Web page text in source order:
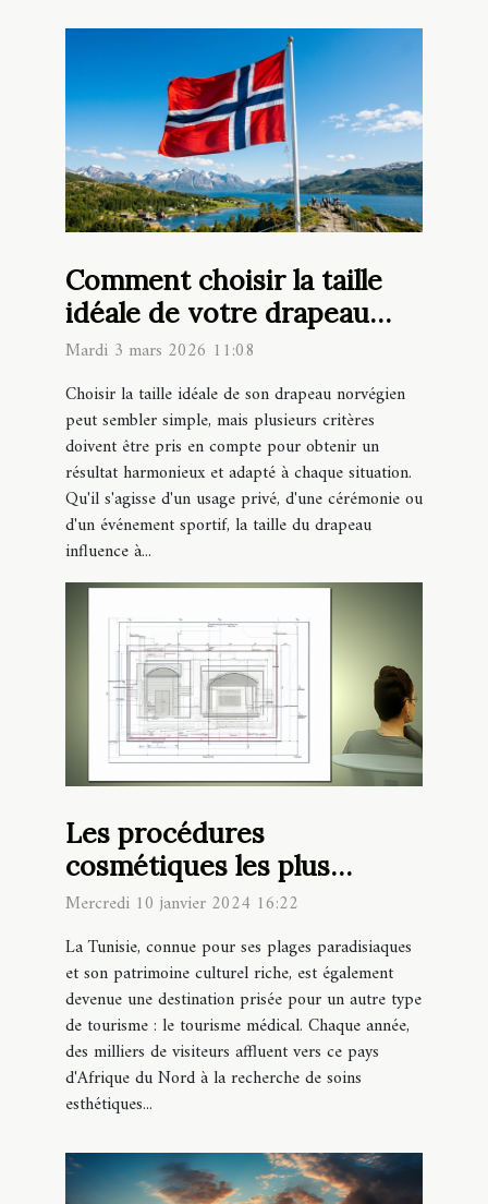
Comment choisir la taille
idéale de votre drapeau
norvégien ?
Mardi 3 mars 2026 11:08
Choisir la taille idéale de son drapeau norvégien
peut sembler simple, mais plusieurs critères
doivent être pris en compte pour obtenir un
résultat harmonieux et adapté à chaque situation.
Qu'il s'agisse d'un usage privé, d'une cérémonie ou
d'un événement sportif, la taille du drapeau
influence à...
Les procédures
cosmétiques les plus
populaires en Tunisie en
2024
Mercredi 10 janvier 2024 16:22
La Tunisie, connue pour ses plages paradisiaques
et son patrimoine culturel riche, est également
devenue une destination prisée pour un autre type
de tourisme : le tourisme médical. Chaque année,
des milliers de visiteurs affluent vers ce pays
d'Afrique du Nord à la recherche de soins
esthétiques...